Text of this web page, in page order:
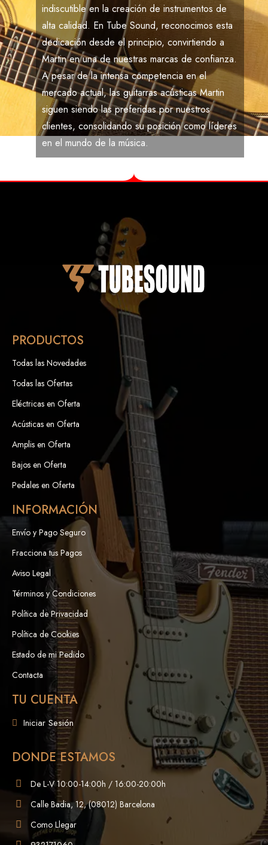
indiscutible en la creación de instrumentos de
alta calidad. En Tube Sound, reconocimos esta
dedicación desde el principio, convirtiendo a
Martinen una de nuestras marcas de confianza.
A pesar de la intensa competencia en el
mercado actual, las guitarras acústicasMartin
siguen siendo las preferidas por nuestros
clientes, consolidando su posición como líderes
en el mundo de la música.
PRODUCTOS
Todas las Novedades
Todas las Ofertas
Eléctricas en Oferta
Acústicas en Oferta
Amplis en Oferta
Bajos en Oferta
Pedales en Oferta
INFORMACIÓN
Envío y Pago Seguro
Fracciona tus Pagos
Aviso Legal
Términos y Condiciones
Política de Privacidad
Política de Cookies
Estado de mi Pedido
Contacta
TU CUENTA
Iniciar Sesión
DONDE ESTAMOS
De L-V 10:00-14:00h / 16:00-20:00h
Calle Badia, 12, (08012) Barcelona
Como Llegar